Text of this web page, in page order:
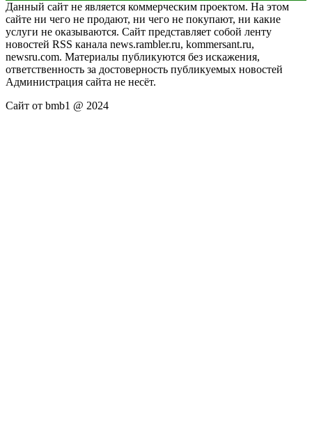
Данный сайт не является коммерческим проектом. На этом
сайте ни чего не продают, ни чего не покупают, ни какие
услуги не оказываются. Сайт представляет собой ленту
новостей RSS канала news.rambler.ru, kommersant.ru,
newsru.com. Материалы публикуются без искажения,
ответственность за достоверность публикуемых новостей
Администрация сайта не несёт.
Сайт от bmb1 @ 2024